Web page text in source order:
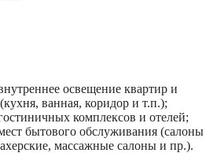
освещение квартир и
ванная, коридор и т.п.);
комплексов и отелей;
бытового обслуживания (салоны
массажные салоны и пр.).